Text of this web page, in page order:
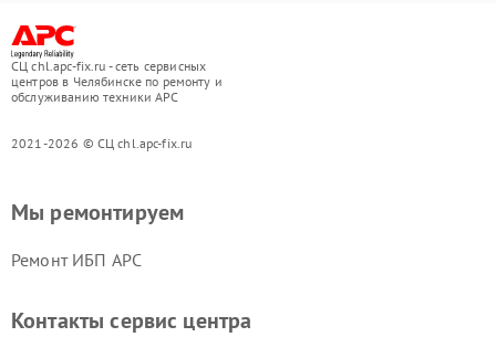
СЦ chl.apc-fix.ru - сеть сервисных
центров в Челябинске по ремонту и
обслуживанию техники APC
2021-2026 © СЦ chl.apc-fix.ru
Мы ремонтируем
Ремонт ИБП APC
Контакты сервис центра